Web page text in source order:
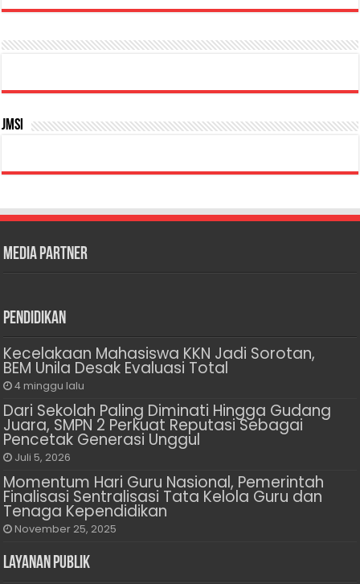
JMSI
Media Partner
Pendidikan
Kecelakaan Mahasiswa KKN Jadi Sorotan,
BEM Unila Desak Evaluasi Total
4 minggu lalu
Dari Sekolah Paling Diminati Hingga Gudang
Juara, SMPN 2 Perkuat Reputasi Sebagai
Pencetak Generasi Unggul
Juli 5, 2026
Momentum Hari Guru Nasional, Pemerintah
Finalisasi Sentralisasi Tata Kelola Guru dan
Tenaga Kependidikan
November 25, 2025
Layanan Publik